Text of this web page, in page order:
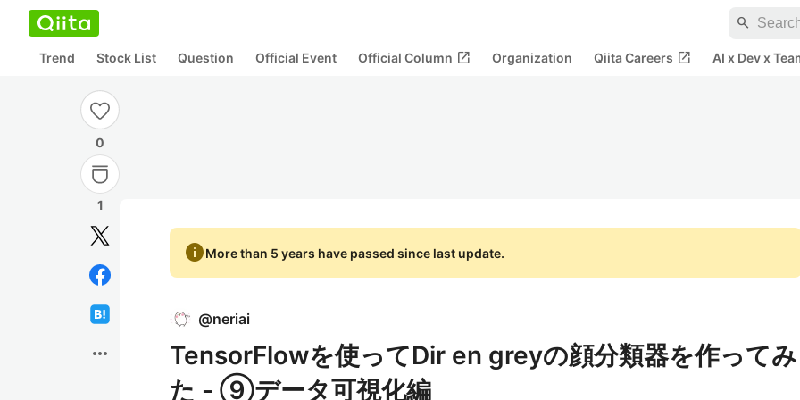
search
Trend Stock List Question Official Event Official Column open_in_new Organization Qiita Careers open_in_new AI x Dev x
0
1
more_horiz
infoMore than 5 years have passed since last update.
@neriai
TensorFlowを使ってDir en greyの顔分類器を作ってみ
た - ⑨データ可視化編